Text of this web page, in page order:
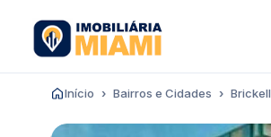
Início Bairros e Cidades Brickell